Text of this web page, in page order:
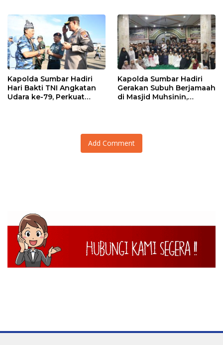
Pasbar Di Provinsi
Sumatera Utara
Kapolda Sumbar Hadiri
Hari Bakti TNI Angkatan
Udara ke-79, Perkuat
Kapolda Sumbar Hadiri
Gerakan Subuh Berjamaah
di Masjid Muhsinin,
Add Comment